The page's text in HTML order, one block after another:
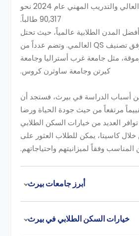
برامج التعليم العالي والتدريب المهني عام 2024 نحو
90,317 طالباً.
المدن الطلابية عالمياً، حيث تحتل
المرتبة 37 وفق تصنيف QS العالمي. وتضم عدداً من
مثل جامعة غرب أستراليا وجامعة
كيرتن وجامعة ساوثرن كروس.
أسباب الدراسة في بيرث، فستجد أن
مرتفعاً من حيث جودة الحياة ورضا
العديد من خيارات السكن الطلابي
كاسيتا، يمكن للطلاب العثور على
وفقاً لميزانيتهم واحتياجاتهم.
أبرز جامعات بيرث
خيارات السكن الطلابي في بيرث